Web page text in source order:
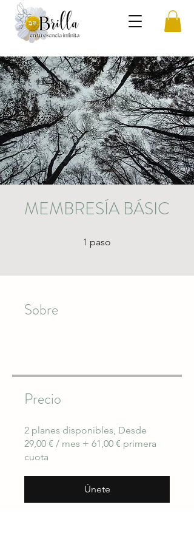
MEMBRESÍA BÁSIC
1 paso
Sobre
Precio
2 planes disponibles, Desde
29,00 € / mes + 61,00 € primera
cuota
Únete